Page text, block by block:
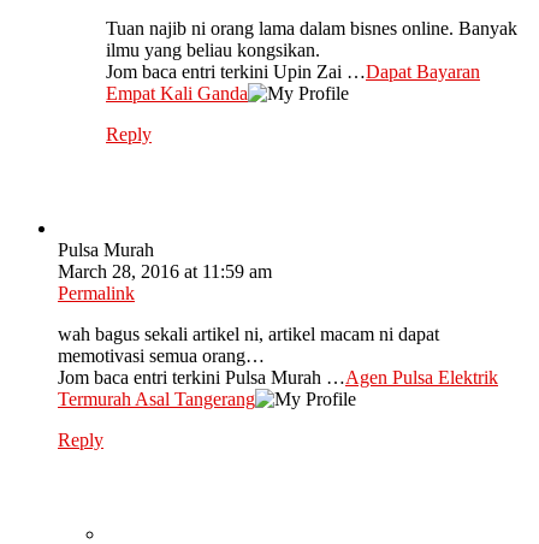
Tuan najib ni orang lama dalam bisnes online. Banyak
ilmu yang beliau kongsikan.
Jom baca entri terkini Upin Zai …Dapat Bayaran
Empat Kali Ganda
Reply
Pulsa Murah
March 28, 2016 at 11:59 am
Permalink
wah bagus sekali artikel ni, artikel macam ni dapat
memotivasi semua orang…
Jom baca entri terkini Pulsa Murah …Agen Pulsa Elektrik
Termurah Asal Tangerang
Reply